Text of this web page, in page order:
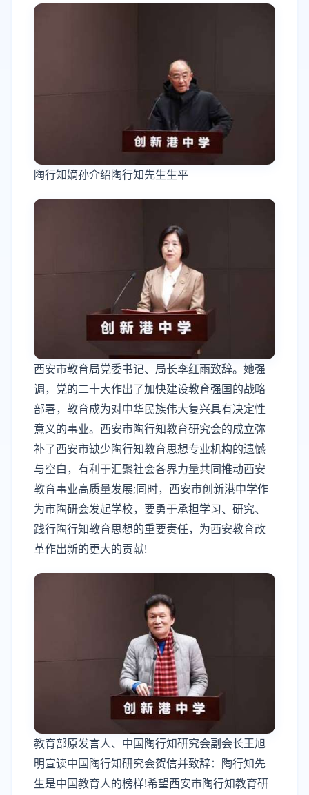
陶行知嫡孙介绍陶行知先生生平
西安市教育局党委书记、局长李红雨致辞。她强
调，党的二十大作出了加快建设教育强国的战略
部署，教育成为对中华民族伟大复兴具有决定性
意义的事业。西安市陶行知教育研究会的成立弥
补了西安市缺少陶行知教育思想专业机构的遗憾
与空白，有利于汇聚社会各界力量共同推动西安
教育事业高质量发展;同时，西安市创新港中学作
为市陶研会发起学校，要勇于承担学习、研究、
践行陶行知教育思想的重要责任，为西安教育改
革作出新的更大的贡献!
教育部原发言人、中国陶行知研究会副会长王旭
明宣读中国陶行知研究会贺信并致辞：陶行知先
生是中国教育人的榜样!希望西安市陶行知教育研